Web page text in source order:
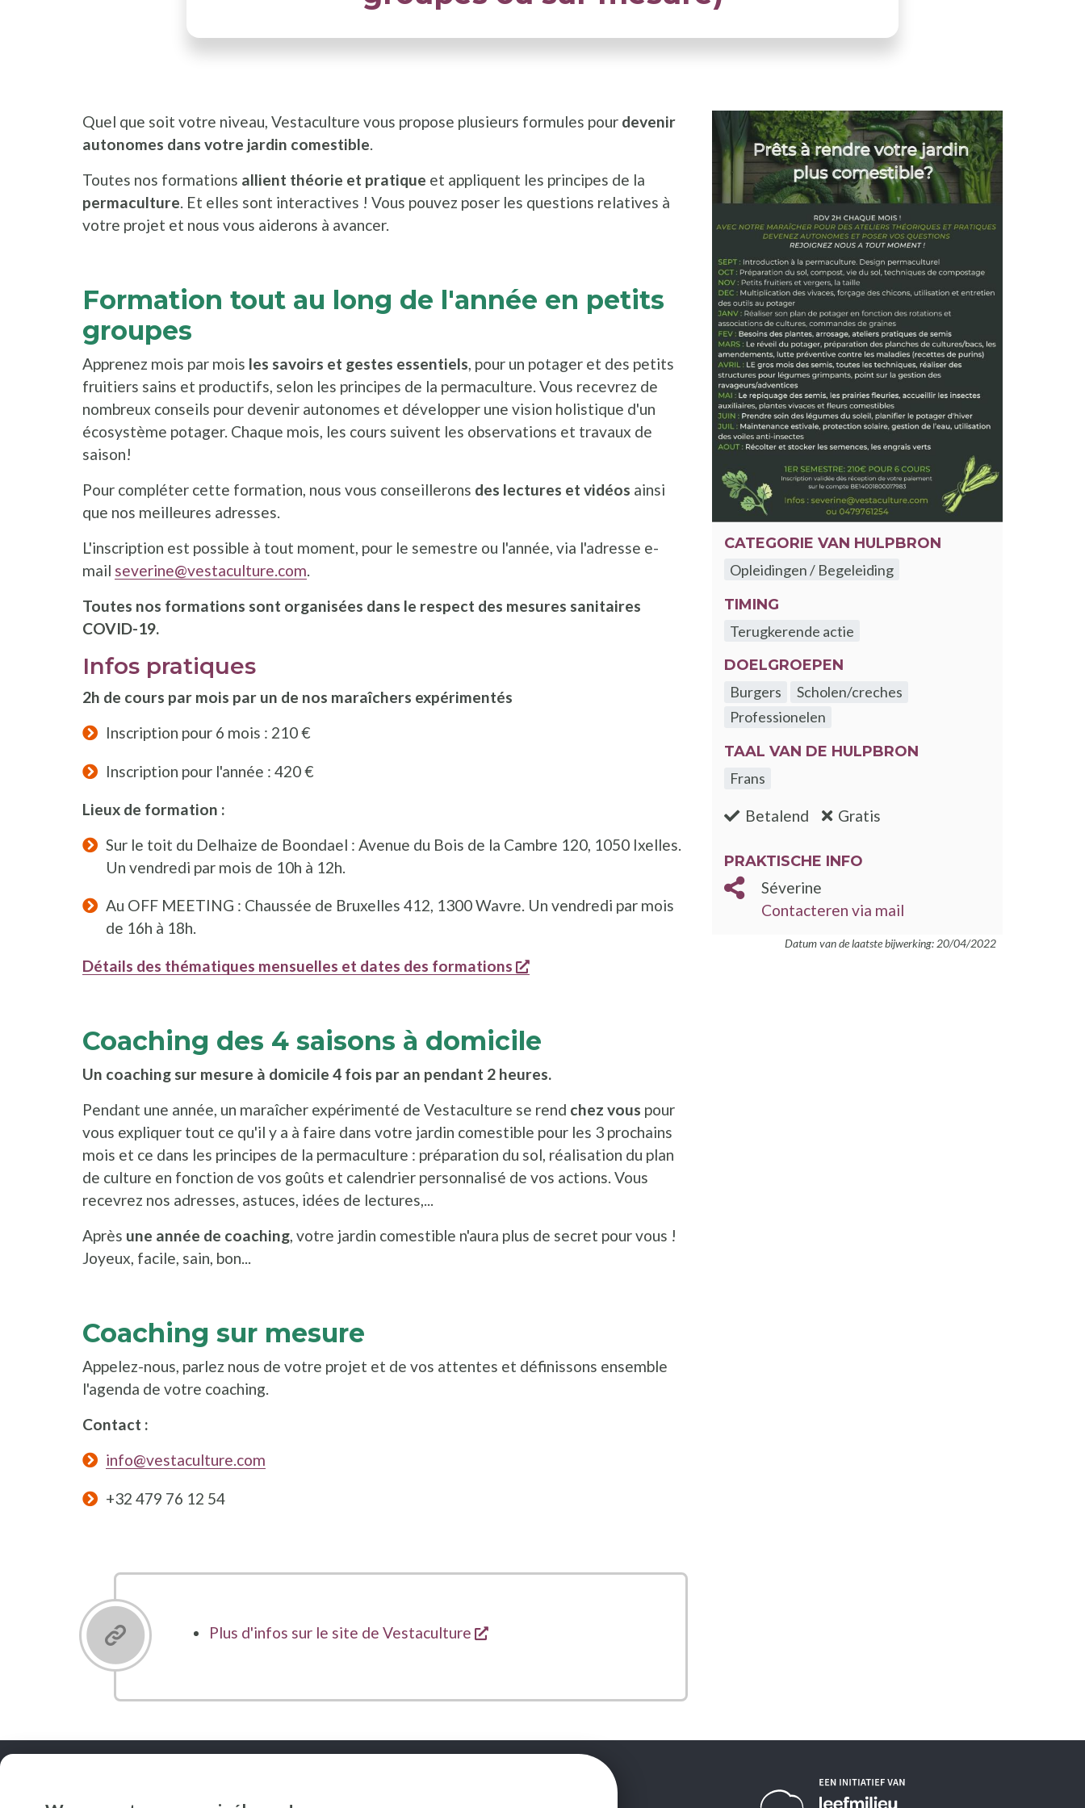
Quel que soit votre niveau, Vestaculture vous propose plusieurs formules pour devenir
autonomes dans votre jardin comestible.
Toutes nos formations allient théorie et pratique et appliquent les principes de la
permaculture. Et elles sont interactives ! Vous pouvez poser les questions relatives à
votre projet et nous vous aiderons à avancer.
Formation tout au long de l'année en petits
groupes
Apprenez mois par mois les savoirs et gestes essentiels, pour un potager et des petits
fruitiers sains et productifs, selon les principes de la permaculture. Vous recevrez de
nombreux conseils pour devenir autonomes et développer une vision holistique d'un
écosystème potager. Chaque mois, les cours suivent les observations et travaux de
saison!
Pour compléter cette formation, nous vous conseillerons des lectures et vidéos ainsi
que nos meilleures adresses.
L'inscription est possible à tout moment, pour le semestre ou l'année, via l'adresse e-
mail severine@vestaculture.com.
Toutes nos formations sont organisées dans le respect des mesures sanitaires
COVID-19.
Infos pratiques
2h de cours par mois par un de nos maraîchers expérimentés
Inscription pour 6 mois : 210 €
Inscription pour l'année : 420 €
Lieux de formation :
Sur le toit du Delhaize de Boondael : Avenue du Bois de la Cambre 120, 1050 Ixelles.
Un vendredi par mois de 10h à 12h.
Au OFF MEETING : Chaussée de Bruxelles 412, 1300 Wavre. Un vendredi par mois
de 16h à 18h.
​Détails des thématiques mensuelles et dates des formations opent een nieuw venster
Coaching des 4 saisons à domicile
Un coaching sur mesure à domicile 4 fois par an pendant 2 heures.
Pendant une année, un maraîcher expérimenté de Vestaculture se rend chez vous pour
vous expliquer tout ce qu'il y a à faire dans votre jardin comestible pour les 3 prochains
mois et ce dans les principes de la permaculture : préparation du sol, réalisation du plan
de culture en fonction de vos goûts et calendrier personnalisé de vos actions. Vous
recevrez nos adresses, astuces, idées de lectures,...
Après une année de coaching, votre jardin comestible n'aura plus de secret pour vous !
Joyeux, facile, sain, bon...
Coaching sur mesure
Appelez-nous, parlez nous de votre projet et de vos attentes et définissons ensemble
l'agenda de votre coaching.
Contact :
info@vestaculture.com
+32 479 76 12 54
Plus d'infos sur le site de Vestaculture opent een nieuw venster
CATEGORIE VAN HULPBRON
Opleidingen / Begeleiding
TIMING
Terugkerende actie
DOELGROEPEN
Burgers
Scholen/creches
Professionelen
TAAL VAN DE HULPBRON
Frans
Betalend :nee Gratis
PRAKTISCHE INFO
Séverine
Contacteren via mail
Datum van de laatste bijwerking: 20/04/2022